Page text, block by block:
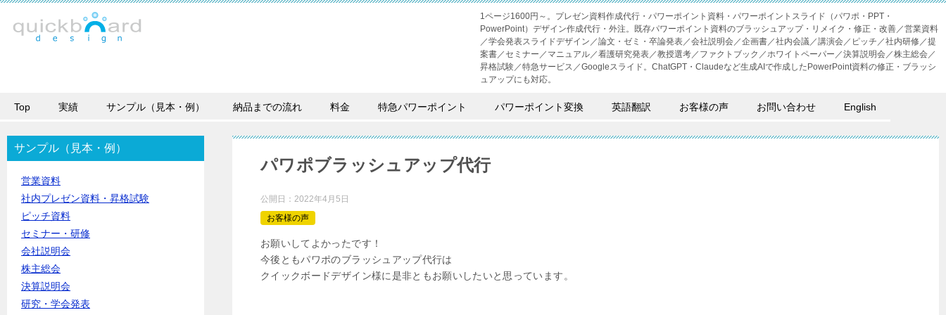
1ページ1600円～。プレゼン資料作成代行・パワーポイント資料・パワーポイントスライド（パワポ・PPT・
PowerPoint）デザイン作成代行・外注。既存パワーポイント資料のブラッシュアップ・リメイク・修正・改善／営業資料
／学会発表スライドデザイン／論文・ゼミ・卒論発表／会社説明会／企画書／社内会議／講演会／ピッチ／社内研修／提
案書／セミナー／マニュアル／看護研究発表／教授選考／ファクトブック／ホワイトペーパー／決算説明会／株主総会／
昇格試験／特急サービス／Googleスライド。ChatGPT・Claudeなど生成AIで作成したPowerPoint資料の修正・ブラッシ
ュアップにも対応。
Top 実績 サンプル（見本・例） 納品までの流れ 料金 特急パワーポイント パワーポイント変換 英語翻訳 お客様の声 お問い合わせ English
パワポブラッシュアップ代行
公開日： 2022年4月5日
お客様の声
お願いしてよかったです！
今後ともパワポのブラッシュアップ代行は
クイックボードデザイン様に是非ともお願いしたいと思っています。
サンプル（見本・例）
営業資料
社内プレゼン資料・昇格試験
ピッチ資料
セミナー・研修
会社説明会
株主総会
決算説明会
研究・学会発表